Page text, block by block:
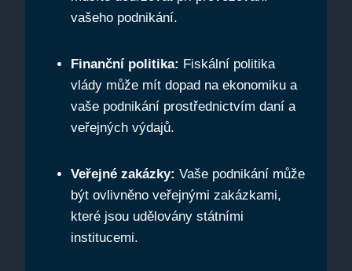
vašeho podnikání.
Finanční politika: Fiskální politika
vlády může mít dopad na ekonomiku a
vaše podnikání prostřednictvím daní a
veřejných výdajů.
Veřejné zakázky: Vaše podnikání může
být ovlivněno veřejnými zakázkami,
které jsou udělovány státními
institucemi.